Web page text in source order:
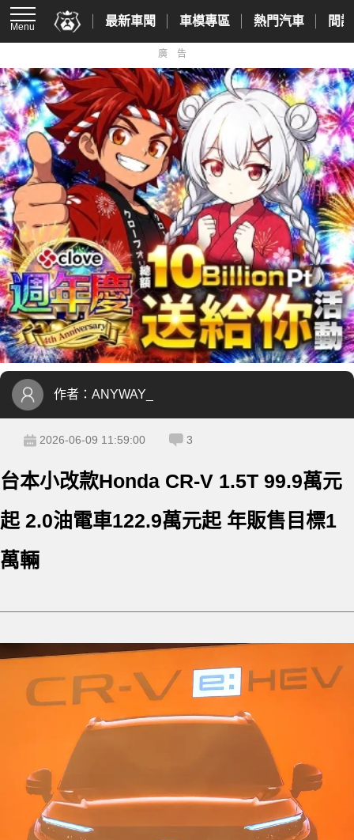
Menu 最新車聞 車模專區 熱門汽車 間
廣告
作者： ANYWAY_
2026-06-09 11:59:00 3
台本小改款Honda CR-V 1.5T 99.9萬元
起 2.0油電車122.9萬元起 年販售目標1
萬輛